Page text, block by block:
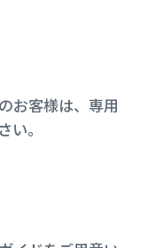
お客様は、専用
。